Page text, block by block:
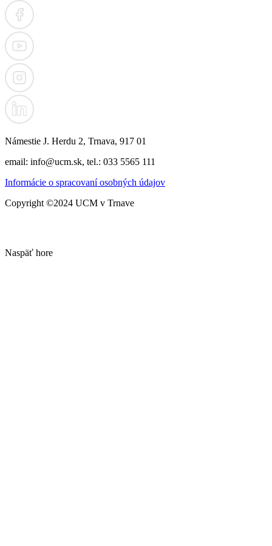
Námestie J. Herdu 2, Trnava, 917 01
email: info@ucm.sk, tel.: 033 5565 111
Informácie o spracovaní osobných údajov
Copyright ©2024 UCM v Trnave
Naspäť hore